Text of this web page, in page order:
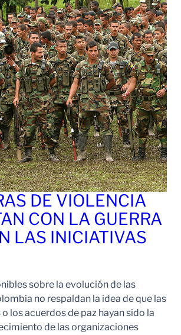
DE VIOLENCIA
CON LA GUERRA
LAS INICIATIVAS
sobre la evolución de las
no respaldan la idea de que las
los acuerdos de paz hayan sido la
de las organizaciones